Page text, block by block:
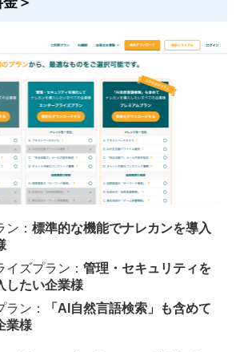
ン： 標準的な機能でナレカンを導入
イズプラン： 管理・セキュリティを
したい企業様
ラン：
「AI自然言語検索」も含めて
業様